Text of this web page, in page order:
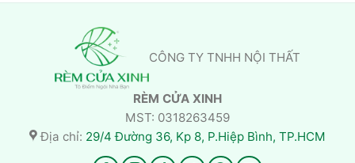
CÔNG TY TNHH NỘI THẤT
RÈM CỬA XINH
MST: 0318263459
Địa chỉ: 29/4 Đường 36, Kp 8, P.Hiệp Bình, TP.HCM